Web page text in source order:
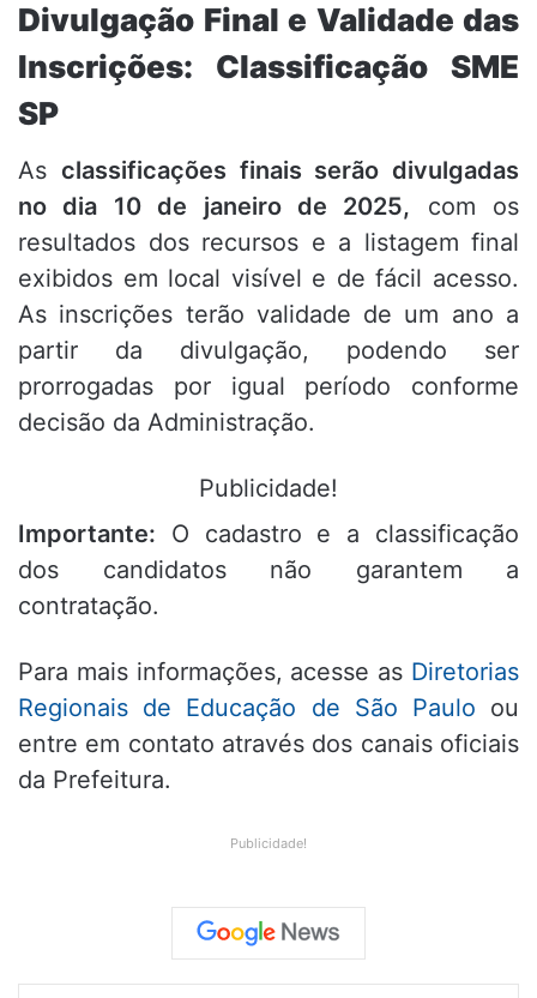
Divulgação Final e Validade das
Inscrições: Classificação SME
SP
As classificações finais serão divulgadas
no dia 10 de janeiro de 2025, com os
resultados dos recursos e a listagem final
exibidos em local visível e de fácil acesso.
As inscrições terão validade de um ano a
partir da divulgação, podendo ser
prorrogadas por igual período conforme
decisão da Administração.
Publicidade!
Importante: O cadastro e a classificação
dos candidatos não garantem a
contratação.
Para mais informações, acesse as Diretorias
Regionais de Educação de São Paulo ou
entre em contato através dos canais oficiais
da Prefeitura.
Publicidade!